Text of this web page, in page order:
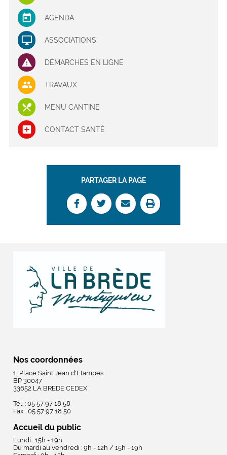
AGENDA
ASSOCIATIONS
DÉMARCHES EN LIGNE
TRAVAUX
MENU CANTINE
CONTACT SANTÉ
PARTAGER LA PAGE
Nos coordonnées
1, Place Saint Jean d'Etampes
BP 30047
33652 LA BREDE CEDEX
Tél. : 05 57 97 18 58
Fax : 05 57 97 18 50
Accueil du public
Lundi : 15h - 19h
Du mardi au vendredi : 9h - 12h / 15h - 19h